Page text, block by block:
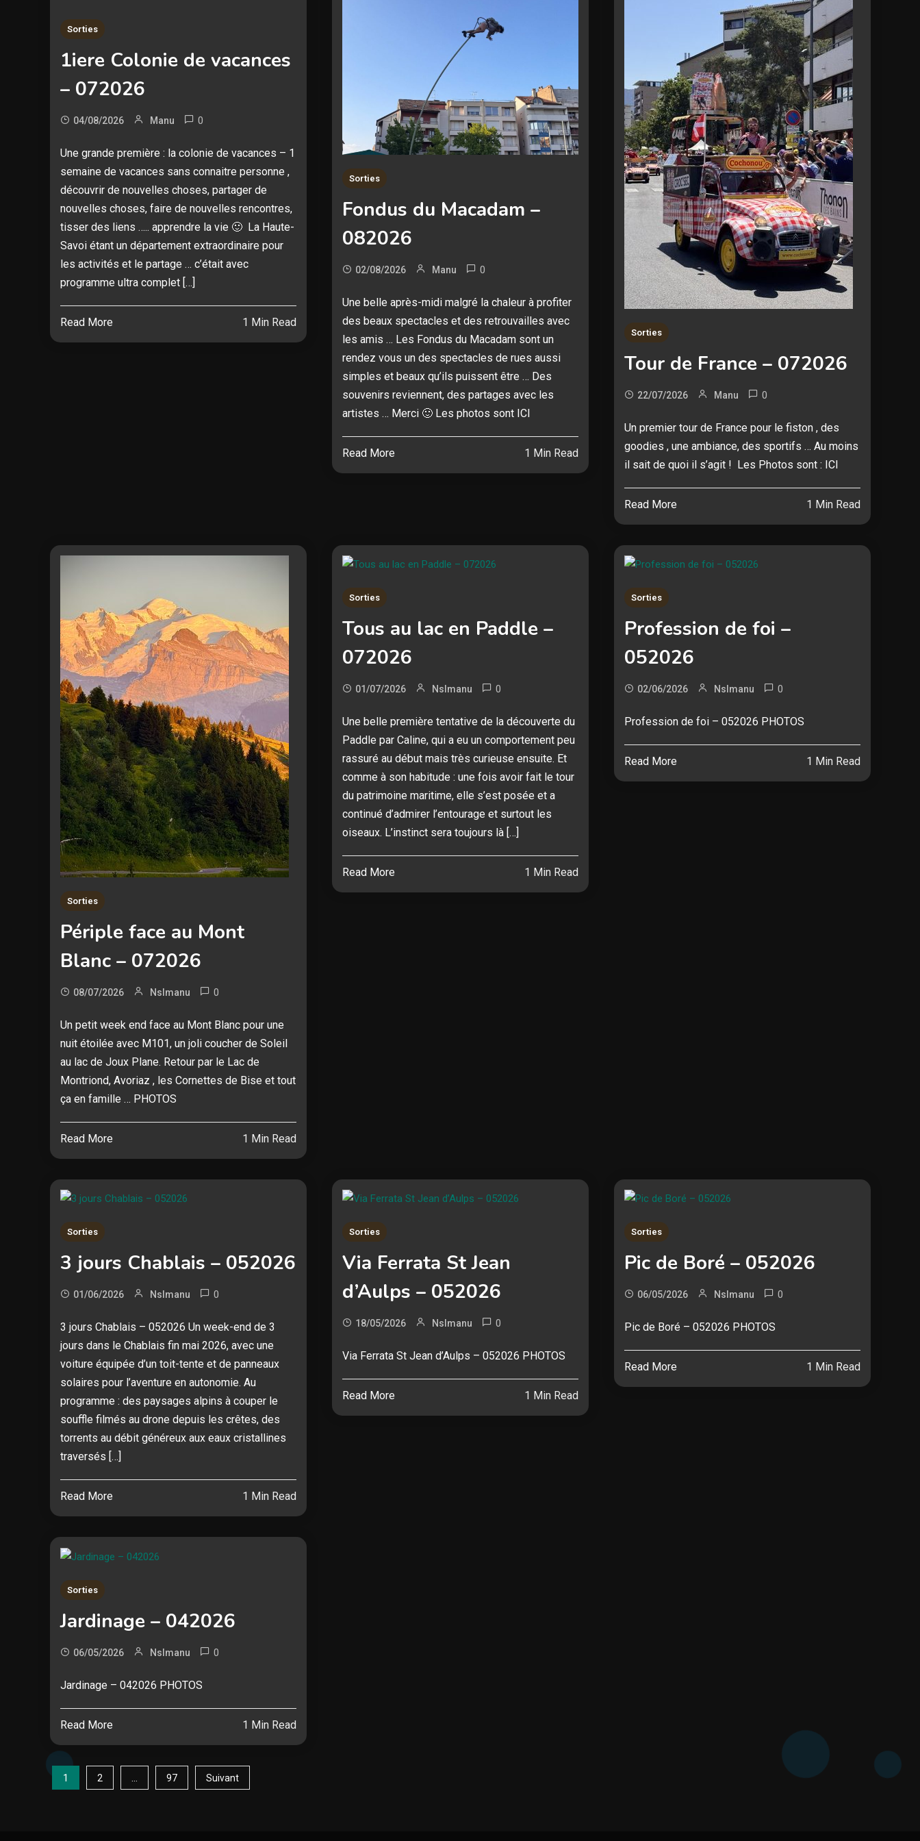
Sorties
1iere Colonie de vacances
– 072026
04/08/2026 Manu 0
Une grande première : la colonie de vacances – 1
semaine de vacances sans connaitre personne ,
découvrir de nouvelles choses, partager de
nouvelles choses, faire de nouvelles rencontres,
tisser des liens ….. apprendre la vie 🙂 La Haute-
Savoi étant un département extraordinaire pour
les activités et le partage … c’était avec
programme ultra complet […]
Read More 1 Min Read
Sorties
Fondus du Macadam –
082026
02/08/2026 Manu 0
Une belle après-midi malgré la chaleur à profiter
des beaux spectacles et des retrouvailles avec
les amis … Les Fondus du Macadam sont un
rendez vous un des spectacles de rues aussi
simples et beaux qu’ils puissent être … Des
souvenirs reviennent, des partages avec les
artistes … Merci 🙂 Les photos sont ICI
Read More 1 Min Read
Sorties
Tour de France – 072026
22/07/2026 Manu 0
Un premier tour de France pour le fiston , des
goodies , une ambiance, des sportifs … Au moins
il sait de quoi il s’agit ! Les Photos sont : ICI
Read More 1 Min Read
Sorties
Périple face au Mont
Blanc – 072026
08/07/2026 Nslmanu 0
Un petit week end face au Mont Blanc pour une
nuit étoilée avec M101, un joli coucher de Soleil
au lac de Joux Plane. Retour par le Lac de
Montriond, Avoriaz , les Cornettes de Bise et tout
ça en famille … PHOTOS
Read More 1 Min Read
Sorties
Tous au lac en Paddle –
072026
01/07/2026 Nslmanu 0
Une belle première tentative de la découverte du
Paddle par Caline, qui a eu un comportement peu
rassuré au début mais très curieuse ensuite. Et
comme à son habitude : une fois avoir fait le tour
du patrimoine maritime, elle s’est posée et a
continué d’admirer l’entourage et surtout les
oiseaux. L’instinct sera toujours là […]
Read More 1 Min Read
Sorties
Profession de foi –
052026
02/06/2026 Nslmanu 0
Profession de foi – 052026 PHOTOS
Read More 1 Min Read
Sorties
3 jours Chablais – 052026
01/06/2026 Nslmanu 0
3 jours Chablais – 052026 Un week-end de 3
jours dans le Chablais fin mai 2026, avec une
voiture équipée d’un toit-tente et de panneaux
solaires pour l’aventure en autonomie. Au
programme : des paysages alpins à couper le
souffle filmés au drone depuis les crêtes, des
torrents au débit généreux aux eaux cristallines
traversés […]
Read More 1 Min Read
Sorties
Via Ferrata St Jean
d’Aulps – 052026
18/05/2026 Nslmanu 0
Via Ferrata St Jean d’Aulps – 052026 PHOTOS
Read More 1 Min Read
Sorties
Pic de Boré – 052026
06/05/2026 Nslmanu 0
Pic de Boré – 052026 PHOTOS
Read More 1 Min Read
Sorties
Jardinage – 042026
06/05/2026 Nslmanu 0
Jardinage – 042026 PHOTOS
Read More 1 Min Read
Pagination
1 2 97 Suivant